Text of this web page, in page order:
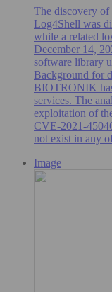
The discovery
Log4Shell was
while a related
December 14,
software library
Background for
BIOTRONIK
services. The
exploitation of
CVE-2021-
not exist in any
Image